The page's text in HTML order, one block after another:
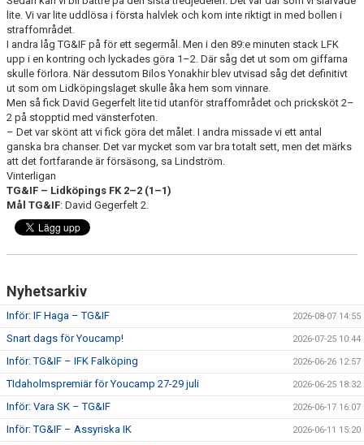
lite. Vi var lite uddlösa i första halvlek och kom inte riktigt in med bollen i
straffområdet.
I andra låg TG&IF på för ett segermål. Men i den 89:e minuten stack LFK
upp i en kontring och lyckades göra 1–2. Där såg det ut som om giffarna
skulle förlora. När dessutom Bilos Yonakhir blev utvisad såg det definitivt
ut som om Lidköpingslaget skulle åka hem som vinnare.
Men så fick David Gegerfelt lite tid utanför straffområdet och pricksköt 2–
2 på stopptid med vänsterfoten.
– Det var skönt att vi fick göra det målet. I andra missade vi ett antal
ganska bra chanser. Det var mycket som var bra totalt sett, men det märks
att det fortfarande är försäsong, sa Lindström.
Vinterligan
TG&IF – Lidköpings FK 2–2 (1–1)
Mål TG&IF: David Gegerfelt 2.
Nyhetsarkiv
Inför: IF Haga – TG&IF 2026-08-07 14:55
Snart dags för Youcamp! 2026-07-25 10:44
Inför: TG&IF – IFK Falköping 2026-06-26 12:57
TIdaholmspremiär för Youcamp 27-29 juli 2026-06-25 18:32
Inför: Vara SK – TG&IF 2026-06-17 16:07
Inför: TG&IF – Assyriska IK 2026-06-11 15:20